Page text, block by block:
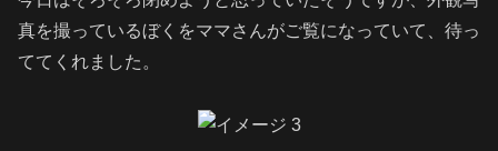
真を撮っているぼくをママさんがご覧になっていて、待っ
ててくれました。